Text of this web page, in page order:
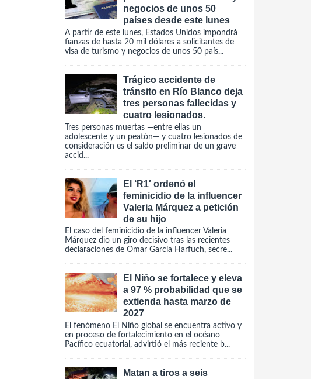
negocios de unos 50
países desde este lunes
A partir de este lunes, Estados Unidos impondrá
fianzas de hasta 20 mil dólares a solicitantes de
visa de turismo y negocios de unos 50 país...
Trágico accidente de
tránsito en Río Blanco deja
tres personas fallecidas y
cuatro lesionados.
Tres personas muertas —entre ellas un
adolescente y un peatón— y cuatro lesionados de
consideración es el saldo preliminar de un grave
accid...
El ‘R1′ ordenó el
feminicidio de la influencer
Valeria Márquez a petición
de su hijo
El caso del feminicidio de la influencer Valeria
Márquez dio un giro decisivo tras las recientes
declaraciones de Omar García Harfuch, secre...
El Niño se fortalece y eleva
a 97 % probabilidad que se
extienda hasta marzo de
2027
El fenómeno El Niño global se encuentra activo y
en proceso de fortalecimiento en el océano
Pacífico ecuatorial, advirtió el más reciente b...
Matan a tiros a seis